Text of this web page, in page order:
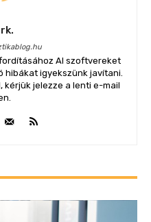
AI szoftvereket
hibákat igyekszünk javítani.
kérjük jelezze a lenti e-mail